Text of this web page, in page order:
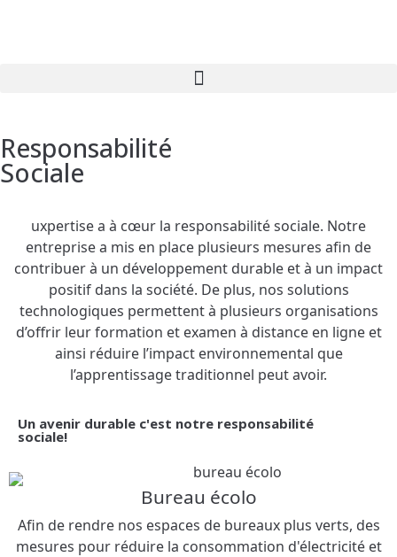
Responsabilité
Sociale
uxpertise a à cœur la responsabilité sociale. Notre
entreprise a mis en place plusieurs mesures afin de
contribuer à un développement durable et à un impact
positif dans la société. De plus, nos solutions
technologiques permettent à plusieurs organisations
d’offrir leur formation et examen à distance en ligne et
ainsi réduire l’impact environnemental que
l’apprentissage traditionnel peut avoir.
Un avenir durable c'est notre responsabilité
sociale!​
Bureau écolo
Afin de rendre nos espaces de bureaux plus verts, des
mesures pour réduire la consommation d'électricité et